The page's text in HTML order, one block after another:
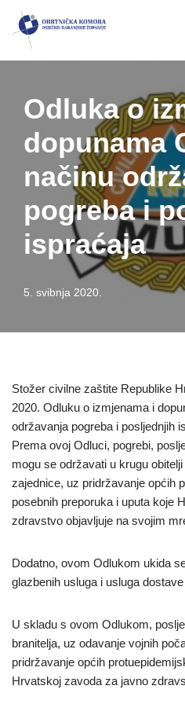
Skip
to
Odluka o
dopunama
načinu
pogreba i
ispraćaja
5. svibnja 2020.
Stožer civilne zaštite Republike
2020. Odluku o izmjenama i
održavanja pogreba i posljednjih
Prema ovoj Odluci, pogrebi,
mogu se održavati u krugu
zajednice, uz pridržavanje općih
posebnih preporuka i uputa koje
zdravstvo objavljuje na svojim
Dodatno, ovom Odlukom ukida
glazbenih usluga i usluga
U skladu s ovom Odlukom,
branitelja, uz odavanje vojnih
pridržavanje općih
Hrvatskoj zavoda za javno